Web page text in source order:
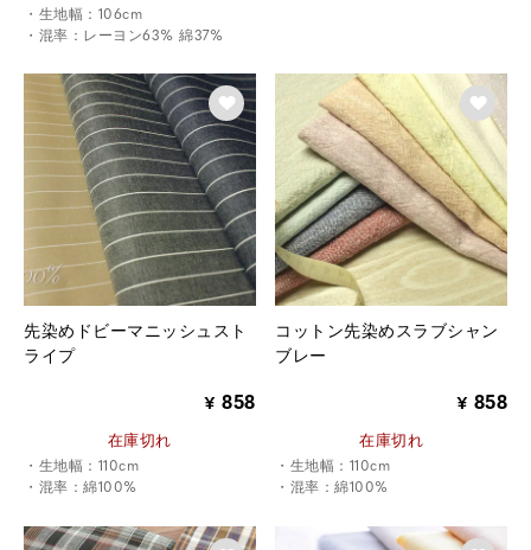
・生地幅：106cm
・混率：レーヨン63% 綿37%
先染めドビーマニッシュスト
ライプ
¥ 858
在庫切れ
・生地幅：110cm
・混率：綿100%
コットン先染めスラブシャン
ブレー
¥ 858
在庫切れ
・生地幅：110cm
・混率：綿100%